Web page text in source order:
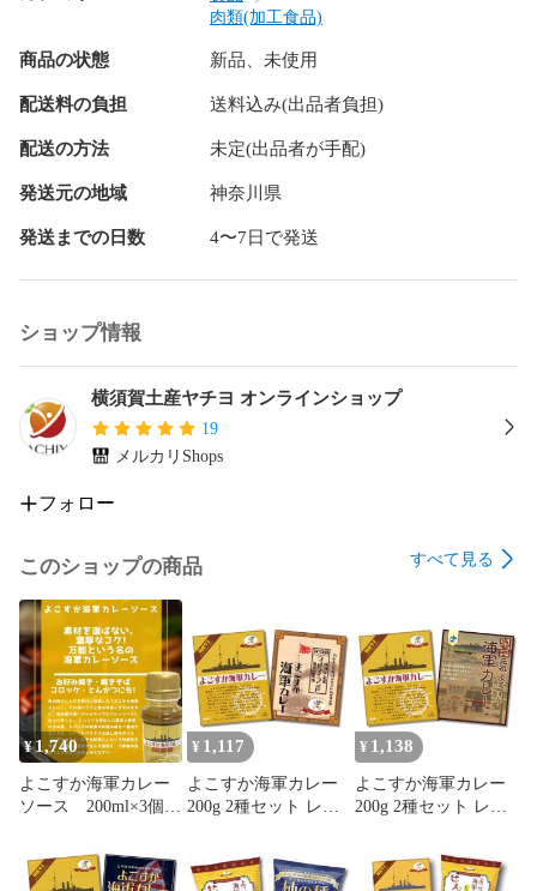
肉類(加工食品)
商品の状態 新品、未使用
配送料の負担 送料込み(出品者負担)
配送の方法 未定(出品者が手配)
発送元の地域 神奈川県
発送までの日数 4〜7日で発送
ショップ情報
横須賀土産ヤチヨ オンラインショップ
19
メルカリShops
フォロー
このショップの商品 すべて見る
¥1,740
よこすか海軍カレー
ソース 200ml×3個セ
¥ 1,117
よこすか海軍カレー
200g 2種セット レト
ヤチヨ ウッドアイラ
ンド
¥ 1,138
よこすか海軍カレー
200g 2種セット レト
ヤチヨ 魚藍亭